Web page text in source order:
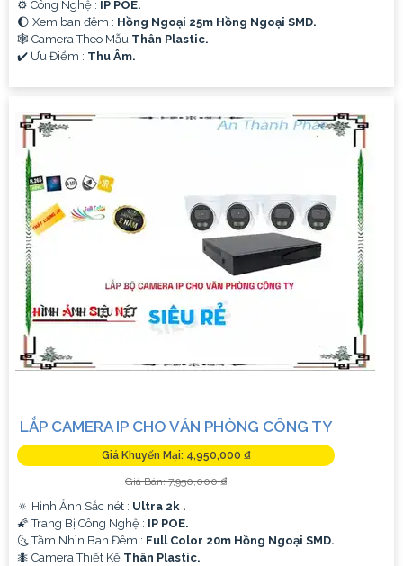
⚙ Công Nghệ : IP POE.
🌔 Xem ban đêm : Hồng Ngoại 25m Hồng Ngoại SMD.
🕸️ Camera Theo Mẫu Thân Plastic.
️✔️ Ưu Điểm : Thu Âm.
LẮP CAMERA IP CHO VĂN PHÒNG CÔNG TY
Giá Khuyến Mại: 4,950,000 ₫
Giá Bán: 7,950,000 ₫
🔅 Hình Ảnh Sắc nét : Ultra 2k .
🌠 Trang Bị Công Nghệ : IP POE.
🌜 Tầm Nhìn Ban Đêm : Full Color 20m Hồng Ngoại SMD.
🐜 Camera Thiết Kế Thân Plastic.